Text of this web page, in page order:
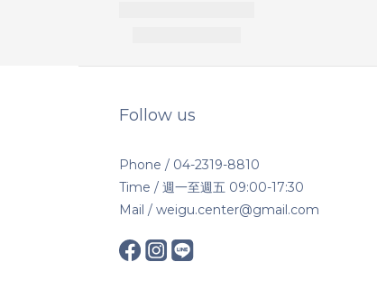
Follow us
Phone / 04-2319-8810
Time / 週一至週五 09:00-17:30
Mail / weigu.center@gmail.com